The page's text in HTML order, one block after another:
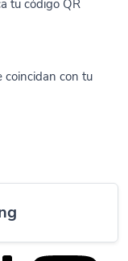
tu código QR
coincidan con tu